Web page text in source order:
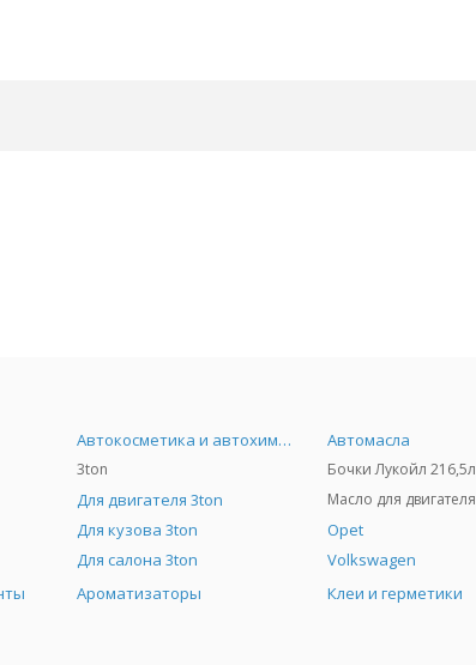
Автокосметика и автохимия
3ton
Для двигателя 3ton
Для кузова 3ton
Для салона 3ton
Автомасла
Бочки Лукойл 216,5л
Масло для двигателя
Opet
Volkswagen
Ароматизаторы Клеи и герметики